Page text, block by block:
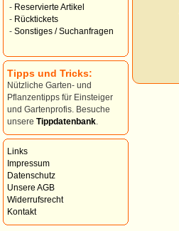
- Reservierte Artikel
- Rücktickets
- Sonstiges / Suchanfragen
Tipps und Tricks:
Nützliche Garten- und
Pflanzentipps für Einsteiger
und Gartenprofis. Besuche
unsere Tippdatenbank
Links
Impressum
Datenschutz
Unsere AGB
Widerrufsrecht
Kontakt